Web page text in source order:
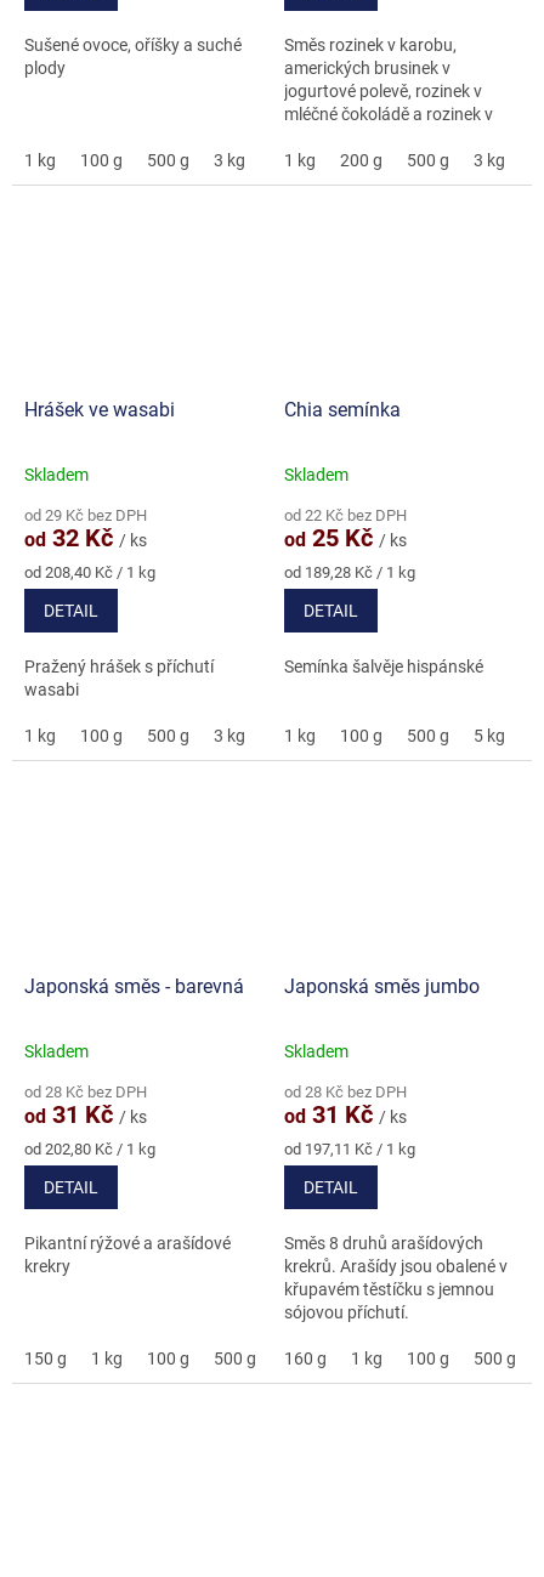
hvězdiček.
Sušené ovoce, oříšky a suché
plody
1 kg 100 g 500 g 3 kg
hvězdiček.
Směs rozinek v karobu,
amerických brusinek v
jogurtové polevě, rozinek v
mléčné čokoládě a rozinek v
1 kg
200 g 500 g 3 kg
Hrášek ve wasabi
Průměrné
produktu
je
4,9
z
Skladem
od 29 Kč bez DPH
od 32 Kč / ks
Měrná
cena:
od 208,40 Kč / 1 kg
DETAIL
Pražený hrášek s příchutí
wasabi
1 kg 100 g 500 g 3 kg 5 kg
Chia semínka
Průměrné
produktu
je
5,0
z
Skladem
od 22 Kč bez DPH
od 25 Kč / ks
Měrná
cena:
od 189,28 Kč / 1 kg
DETAIL
Semínka šalvěje hispánské
1 kg 100 g 500 g 5 kg
Japonská směs - barevná
Průměrné
produktu
je
4,9
z
hvězdiček.
Skladem
od 28 Kč bez DPH
od 31 Kč / ks
Měrná
cena:
od 202,80 Kč / 1 kg
DETAIL
Pikantní rýžové a arašídové
krekry
150 g 1 kg 100 g 500 g 3 kg 5 kg
Japonská směs jumbo
Průměrné
produktu
je
5,0
z
hvězdiček.
Skladem
od 28 Kč bez DPH
od 31 Kč / ks
Měrná
cena:
od 197,11 Kč / 1 kg
DETAIL
Směs 8 druhů arašídových
krekrů. Arašídy jsou obalené v
křupavém těstíčku s jemnou
sójovou příchutí.
160 g 1 kg 100 g 500 g